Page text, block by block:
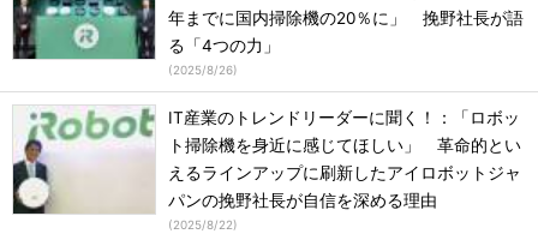
年までに国内掃除機の20％に」 挽野社長が語
る「4つの力」
(2025/8/26)
IT産業のトレンドリーダーに聞く！：「ロボッ
ト掃除機を身近に感じてほしい」 革命的とい
えるラインアップに刷新したアイロボットジャ
パンの挽野社長が自信を深める理由
(2025/8/22)